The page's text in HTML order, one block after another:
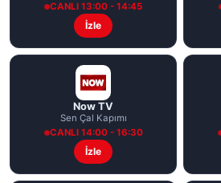
CANLI 13:00 - 14:45
İzle
Now TV
Sen Çal Kapımı
CANLI 14:00 - 16:30
İzle